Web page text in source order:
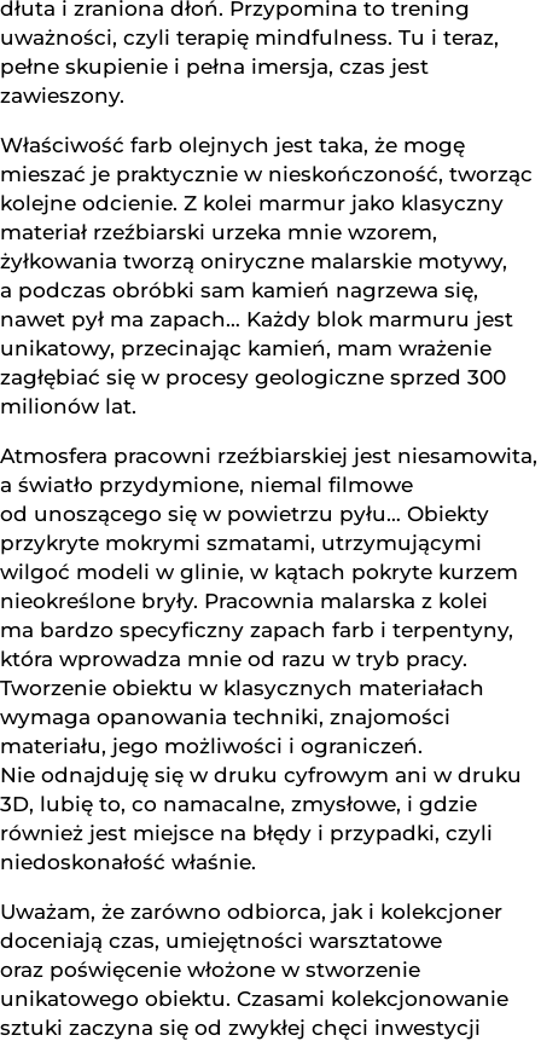
dłuta i zraniona dłoń. Przypomina to trening
uważności, czyli terapię mindfulness. Tu i teraz,
pełne skupienie i pełna imersja, czas jest
zawieszony.
Właściwość farb olejnych jest taka, że mogę
mieszać je praktycznie w nieskończoność, tworząc
kolejne odcienie. Z kolei marmur jako klasyczny
materiał rzeźbiarski urzeka mnie wzorem,
żyłkowania tworzą oniryczne malarskie motywy,
a podczas obróbki sam kamień nagrzewa się,
nawet pył ma zapach… Każdy blok marmuru jest
unikatowy, przecinając kamień, mam wrażenie
zagłębiać się w procesy geologiczne sprzed 300
milionów lat.
Atmosfera pracowni rzeźbiarskiej jest niesamowita,
a światło przydymione, niemal filmowe
od unoszącego się w powietrzu pyłu… Obiekty
przykryte mokrymi szmatami, utrzymującymi
wilgoć modeli w glinie, w kątach pokryte kurzem
nieokreślone bryły. Pracownia malarska z kolei
ma bardzo specyficzny zapach farb i terpentyny,
która wprowadza mnie od razu w tryb pracy.
Tworzenie obiektu w klasycznych materiałach
wymaga opanowania techniki, znajomości
materiału, jego możliwości i ograniczeń.
Nie odnajduję się w druku cyfrowym ani w druku
3D, lubię to, co namacalne, zmysłowe, i gdzie
również jest miejsce na błędy i przypadki, czyli
niedoskonałość właśnie.
Uważam, że zarówno odbiorca, jak i kolekcjoner
doceniają czas, umiejętności warsztatowe
oraz poświęcenie włożone w stworzenie
unikatowego obiektu. Czasami kolekcjonowanie
sztuki zaczyna się od zwykłej chęci inwestycji